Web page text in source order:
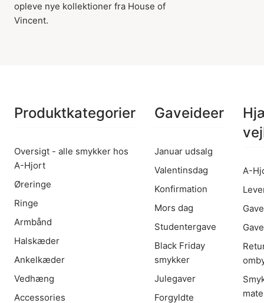
opleve nye kollektioner fra House of
Vincent.
Produktkategorier
Oversigt - alle smykker hos
A-Hjort
Øreringe
Ringe
Armbånd
Halskæder
Ankelkæder
Vedhæng
Accessories
Gaveideer
Januar udsalg
Valentinsdag
Konfirmation
Mors dag
Studentergave
Black Friday
smykker
Julegaver
Forgyldte
A-